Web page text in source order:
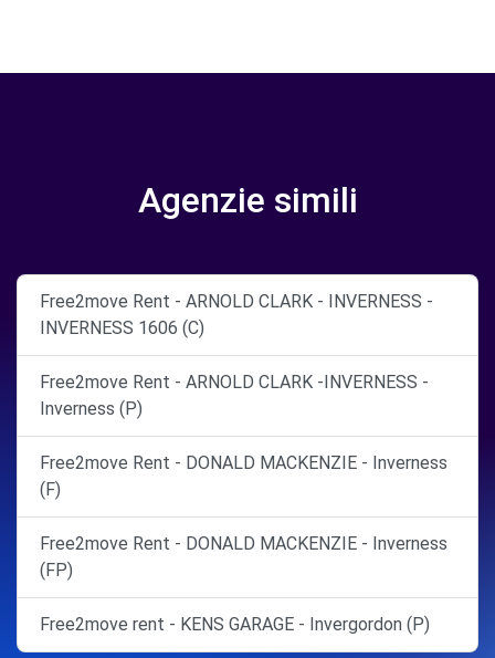
Agenzie simili
Free2move Rent - ARNOLD CLARK - INVERNESS -
INVERNESS 1606 (C)
Free2move Rent - ARNOLD CLARK -INVERNESS -
Inverness (P)
Free2move Rent - DONALD MACKENZIE - Inverness
(F)
Free2move Rent - DONALD MACKENZIE - Inverness
(FP)
Free2move rent - KENS GARAGE - Invergordon (P)